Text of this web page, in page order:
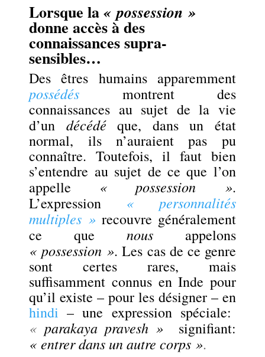
Lorsque la« possession »
donne accès à des
connaissances supra-
sensibles…
Des êtres humains apparemment
possédés montrent des
connaissances au sujet de la vie
d’un décédéque, dans un état
normal, ils n’auraient pas pu
connaître. Toutefois, il faut bien
s’entendre au sujet de ce que l’on
appelle « possession ».
L’expression « personnalités
multiples » recouvre généralement
ce que nousappelons
« possession ». Les cas de ce genre
sont certes rares, mais
suffisamment connus en Inde pour
qu’ilexiste – pour les désigner – en
hindi – une expression spéciale:
« parakaya pravesh » signifiant:
« entrer dans un autre corps ».